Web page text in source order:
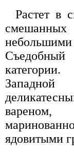
Растет в
небольшими
ядовитыми